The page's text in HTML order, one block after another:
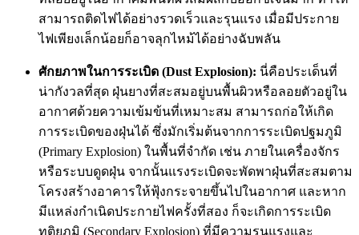
สามารถติดไฟได้อย่างรวดเร็วและรุนแรง เมื่อมีประกาย
ไฟเพียงเล็กน้อยก็อาจลุกไหม้ได้อย่างฉับพลัน
ศักยภาพในการระเบิด (Dust Explosion): นี่คือประเด็นที่
น่ากังวลที่สุด ฝุ่นยางที่สะสมอยู่บนพื้นผิวหรือลอยตัวอยู่ใน
อากาศด้วยความเข้มข้นที่เหมาะสม สามารถก่อให้เกิด
การระเบิดของฝุ่นได้ ซึ่งมักเริ่มต้นจากการระเบิดปฐมภูมิ
(Primary Explosion) ในพื้นที่จำกัด เช่น ภายในเครื่องจักร
หรือระบบดูดฝุ่น จากนั้นแรงระเบิดจะพัดพาฝุ่นที่สะสมตาม
โครงสร้างอาคารให้ฟุ้งกระจายขึ้นไปในอากาศ และหาก
มีแหล่งกำเนิดประกายไฟครั้งที่สอง ก็จะเกิดการระเบิด
ทุติยภูมิ (Secondary Explosion) ที่มีความรุนแรงและ